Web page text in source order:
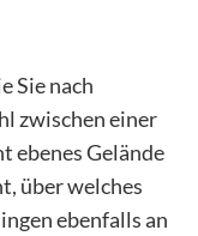
Sie nach
zwischen einer
ebenes Gelände
über welches
ebenfalls an